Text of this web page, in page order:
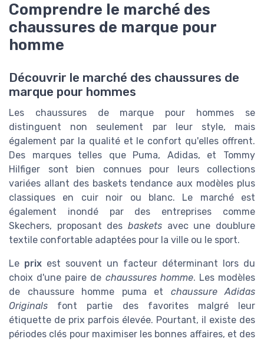
Comprendre le marché des
chaussures de marque pour
homme
Découvrir le marché des chaussures de
marque pour hommes
Les chaussures de marque pour hommes se
distinguent non seulement par leur style, mais
également par la qualité et le confort qu'elles offrent.
Des marques telles que Puma, Adidas, et Tommy
Hilfiger sont bien connues pour leurs collections
variées allant des baskets tendance aux modèles plus
classiques en cuir noir ou blanc. Le marché est
également inondé par des entreprises comme
Skechers, proposant des baskets avec une doublure
textile confortable adaptées pour la ville ou le sport.
Le prix est souvent un facteur déterminant lors du
choix d'une paire de chaussures homme. Les modèles
de chaussure homme puma et chaussure Adidas
Originals font partie des favorites malgré leur
étiquette de prix parfois élevée. Pourtant, il existe des
périodes clés pour maximiser les bonnes affaires, et des